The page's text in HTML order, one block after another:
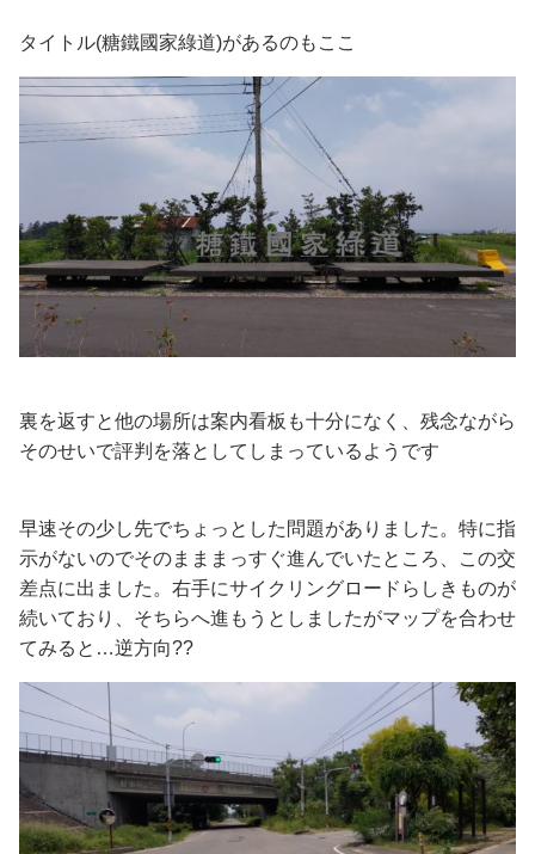
タイトル(糖鐵國家綠道)があるのもここ
裏を返すと他の場所は案内看板も十分になく、残念ながら
そのせいで評判を落としてしまっているようです
早速その少し先でちょっとした問題がありました。特に指
示がないのでそのまままっすぐ進んでいたところ、この交
差点に出ました。右手にサイクリングロードらしきものが
続いており、そちらへ進もうとしましたがマップを合わせ
てみると…逆方向??